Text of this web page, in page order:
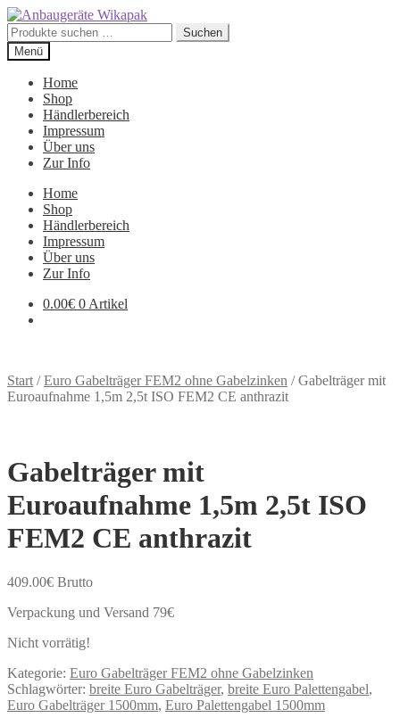
Zur
Navigation
springen
Zum
Inhalt
springen
Suchen
nach:
Suchen
Menü
Home
Shop
Händlerbereich
Impressum
Über uns
Zur Info
Home
Shop
Händlerbereich
Impressum
Über uns
Zur Info
0.00€ 0 Artikel
Start /Euro Gabelträger FEM2 ohne Gabelzinken /Gabelträger mit
Euroaufnahme 1,5m 2,5t ISO FEM2 CE anthrazit
Gabelträger mit
Euroaufnahme 1,5m 2,5t ISO
FEM2 CE anthrazit
409.00€ Brutto
Verpackung und Versand 79€
Nicht vorrätig!
Kategorie: Euro Gabelträger FEM2 ohne Gabelzinken
Schlagwörter: breite Euro Gabelträger, breite Euro Palettengabel,
Euro Gabelträger 1500mm, Euro Palettengabel 1500mm